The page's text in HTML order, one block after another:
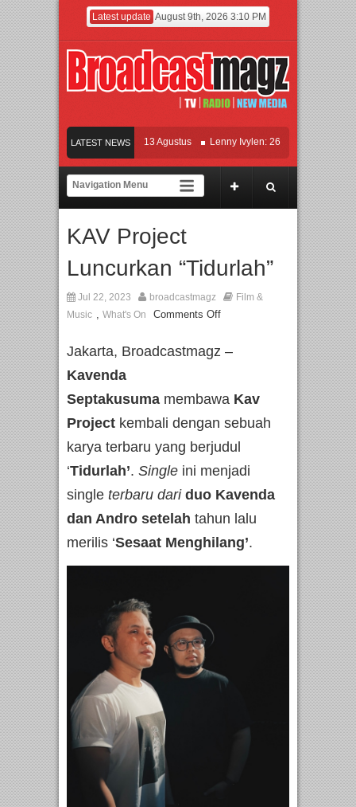
Latest update August 9th, 2026 3:10 PM
LATEST NEWS
MEJIK Siap Tayang 13 Agustus Lenny Ivylen: 26 Tahun Jaga
Universitas Agung Podomoro Jalin Kerja Sama Pendidikan dan Riset untuk
KAV Project
Luncurkan “Tidurlah”
Jul 22, 2023 broadcastmagz
Film &
Music , What's On Comments Off
Jakarta, Broadcastmagz –
Kavenda
Septakusuma membawa Kav
Project kembali dengan sebuah
karya terbaru yang berjudul
‘Tidurlah’. Single ini menjadi
single terbaru dari duo Kavenda
dan Andro setelah tahun lalu
merilis ‘Sesaat Menghilang’.